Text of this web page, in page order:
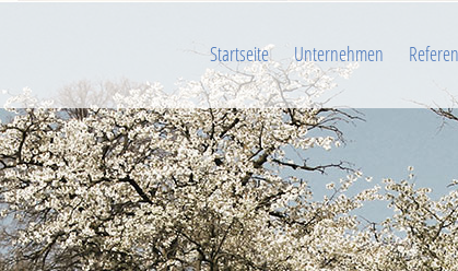
Startseite Unternehmen